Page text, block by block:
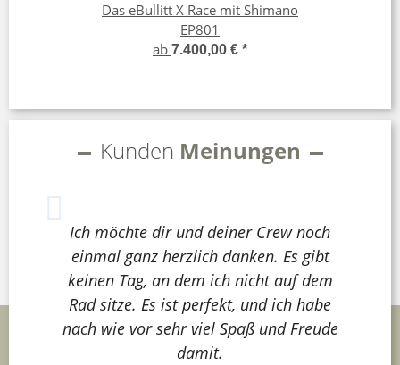
Das eBullitt X Race mit Shimano
EP801
ab 7.400,00 € *
Kunden Meinungen
Ich möchte dir und deiner Crew noch
einmal ganz herzlich danken. Es gibt
keinen Tag, an dem ich nicht auf dem
Rad sitze. Es ist perfekt, und ich habe
nach wie vor sehr viel Spaß und Freude
damit.